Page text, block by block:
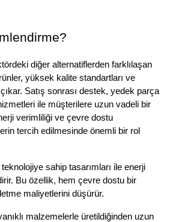
diğer alternatiflerden farklılaşan
yüksek kalite standartları ve
Satış sonrası destek, yedek parça
ile müşterilere uzun vadeli bir
verimliliği ve çevre dostu
tercih edilmesinde önemli bir rol
teknolojiye sahip tasarımları ile enerji
Bu özellik, hem çevre dostu bir
maliyetlerini düşürür.
malzemelerle üretildiğinden uzun